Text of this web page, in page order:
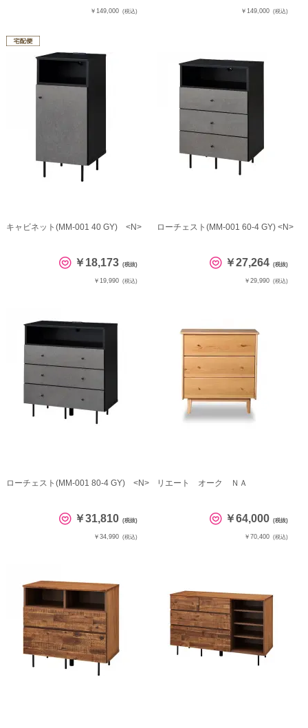
￥149,000 (税込) ￥149,000 (税込)
キャビネット(MM-001 40 GY) <N>
￥18,173 (税抜)
￥19,990 (税込)
ローチェスト(MM-001 60-4 GY) <N>
￥27,264 (税抜)
￥29,990 (税込)
ローチェスト(MM-001 80-4 GY) <N>
￥31,810 (税抜)
￥34,990 (税込)
リエート オーク ＮＡ
￥64,000 (税抜)
￥70,400 (税込)